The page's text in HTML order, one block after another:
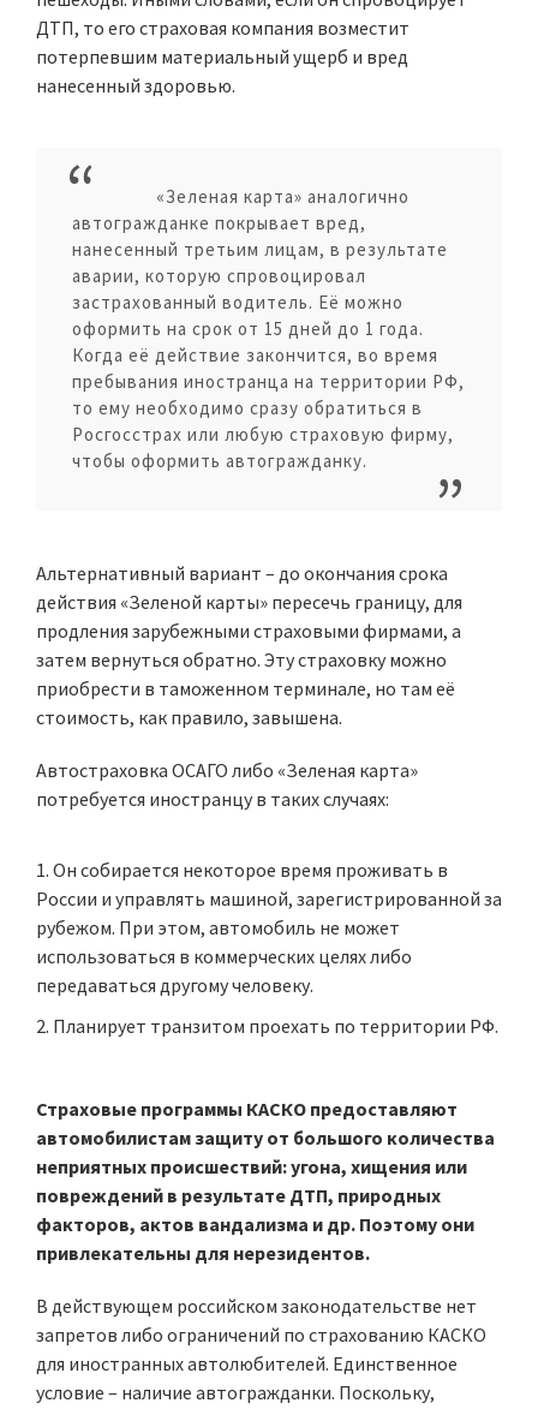
ДТП, то его страховая компания возместит
потерпевшим материальный ущерб и вред
нанесенный здоровью.
«Зеленая карта» аналогично
автогражданке покрывает вред,
нанесенный третьим лицам, в результате
аварии, которую спровоцировал
застрахованный водитель. Её можно
оформить на срок от 15 дней до 1 года.
Когда её действие закончится, во время
пребывания иностранца на территории РФ,
то ему необходимо сразу обратиться в
Росгосстрах или любую страховую фирму,
чтобы оформить автогражданку.
Альтернативный вариант – до окончания срока
действия «Зеленой карты» пересечь границу, для
продления зарубежными страховыми фирмами, а
затем вернуться обратно. Эту страховку можно
приобрести в таможенном терминале, но там её
стоимость, как правило, завышена.
Автостраховка ОСАГО либо «Зеленая карта»
потребуется иностранцу в таких случаях:
Он собирается некоторое время проживать в
России и управлять машиной, зарегистрированной за
рубежом. При этом, автомобиль не может
использоваться в коммерческих целях либо
передаваться другому человеку.
Планирует транзитом проехать по территории РФ.
Страховые программы КАСКО предоставляют
автомобилистам защиту от большого количества
неприятных происшествий: угона, хищения или
повреждений в результате ДТП, природных
факторов, актов вандализма и др. Поэтому они
привлекательны для нерезидентов.
В действующем российском законодательстве нет
запретов либо ограничений по страхованию КАСКО
для иностранных автолюбителей. Единственное
условие – наличие автогражданки. Поскольку,